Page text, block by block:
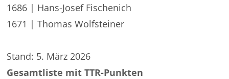
1686 | Hans-Josef Fischenich
1671 | Thomas Wolfsteiner
Stand: 5. März 2026
Gesamtliste mit TTR-Punkten